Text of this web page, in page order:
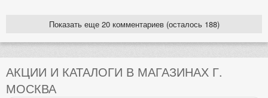
Показать еще 20 комментариев (осталось 188)
АКЦИИ И КАТАЛОГИ В МАГАЗИНАХ Г.
МОСКВА